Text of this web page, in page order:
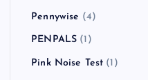
Pennywise (4)
PENPALS (1)
Pink Noise Test (1)